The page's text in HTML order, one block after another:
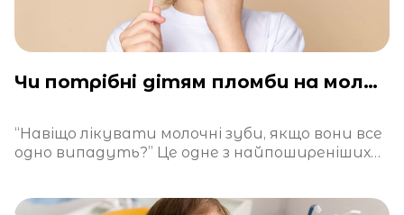
Чи потрібні дітям пломби на молочні зуби?
“Навіщо лікувати молочні зуби, якщо вони все
одно випадуть?” Це одне з найпоширеніших